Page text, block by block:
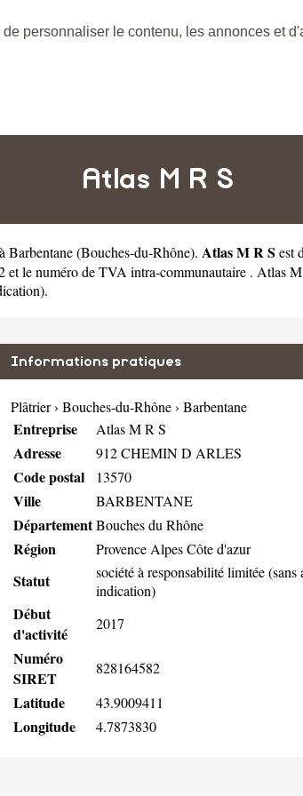
personnaliser le contenu, les annonces et
Atlas M R S
Barbentane(Bouches-du-Rhône). Atlas M R S est
le numéro de TVA intra-communautaire . Atlas
Informations pratiques
Plâtrier› Bouches-du-Rhône› Barbentane
Entreprise Atlas M R S
Adresse 912 CHEMIN D ARLES
Code postal 13570
Ville BARBENTANE
DépartementBouches du Rhône
Région Provence Alpes Côte d'azur
Statut
société à responsabilité limitée (sans
indication)
Début
d'activité
2017
Numéro
SIRET
828164582
Latitude 43.9009411
Longitude 4.7873830